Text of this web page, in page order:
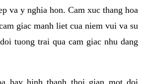
va y nghia hon. Cam xuc thang hoa
giac manh liet cua niem vui va su
tuong trai qua cam giac nhu dang